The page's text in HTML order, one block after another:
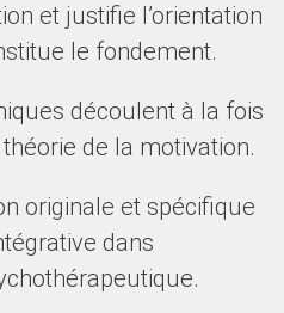
et justifie l’orientation
le fondement.
découlent à la fois
de la motivation.
originale et spécifique
dans